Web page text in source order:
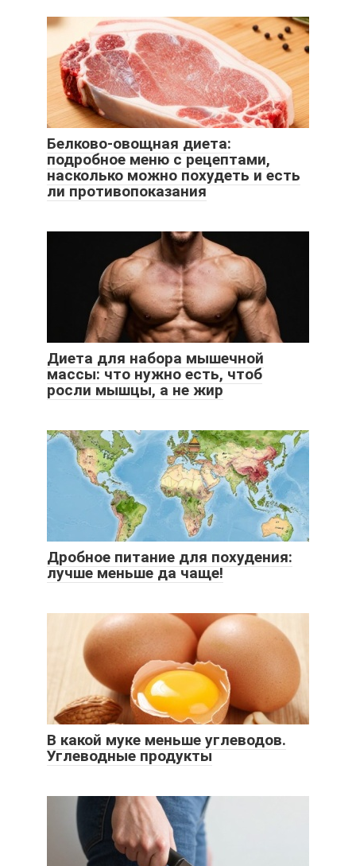
Белково-овощная диета:
подробное меню с рецептами,
насколько можно похудеть и есть
ли противопоказания
Диета для набора мышечной
массы: что нужно есть, чтоб
росли мышцы, а не жир
Дробное питание для похудения:
лучше меньше да чаще!
В какой муке меньше углеводов.
Углеводные продукты